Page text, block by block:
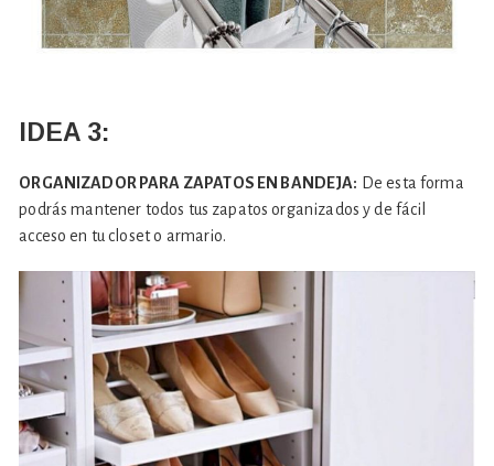
IDEA 3:
ORGANIZADOR PARA ZAPATOS EN BANDEJA: De esta forma
podrás mantener todos tus zapatos organizados y de fácil
acceso en tu closet o armario.